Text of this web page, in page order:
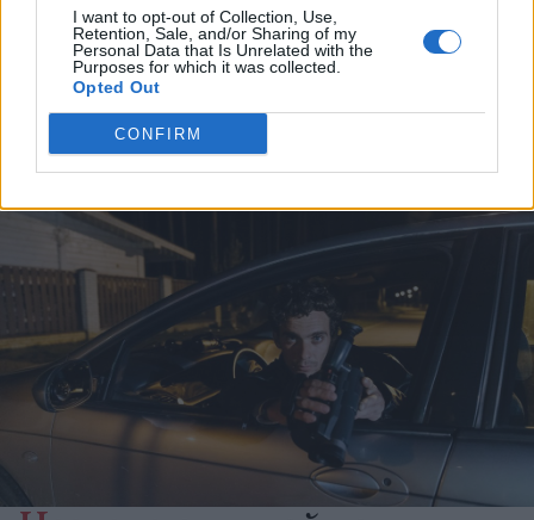
I want to opt-out of Collection, Use,
Retention, Sale, and/or Sharing of my
Personal Data that Is Unrelated with the
Purposes for which it was collected.
Opted Out
CONFIRM
«Только богатые пользуются
общественным транспортом?» Семья
хотела прокатиться на поезде, но цена
билетов заставила передумать
Читать другие новости